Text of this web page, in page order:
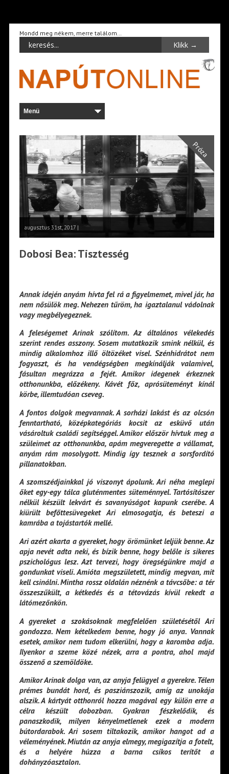
Mondd meg nékem, merre találom…
Próza
augusztus 31st, 2017 |
Dobosi Bea: Tisztesség
Annak idején anyám hívta fel rá a figyelmemet, mivel jár, ha
nem nősülök meg. Nehezen tűröm, ha igaztalanul vádolnak
vagy megbélyegeznek.
A feleségemet Arinak szólítom. Az általános vélekedés
szerint rendes asszony. Sosem mutatkozik smink nélkül, és
mindig alkalomhoz illő öltözéket visel. Szénhidrátot nem
fogyaszt, és ha vendégségben megkínálják valamivel,
fásultan megrázza a fejét. Amikor idegenek érkeznek
otthonunkba, előzékeny. Kávét főz, aprósüteményt kínál
körbe, illemtudóan cseveg.
A fontos dolgok megvannak. A sorházi lakást és az olcsón
fenntartható, középkategóriás kocsit az esküvő után
vásároltuk családi segítséggel. Amikor először hívtuk meg a
szüleimet az otthonunkba, apám megveregette a vállamat,
anyám rám mosolygott. Mindig így tesznek a sorsfordító
pillanatokban.
A szomszédjainkkal jó viszonyt ápolunk. Ari néha meglepi
őket egy-egy tálca gluténmentes süteménnyel. Tartósítószer
nélkül készült lekvárt és savanyúságot kapunk cserébe. A
kiürült befőttesüvegeket Ari elmosogatja, és beteszi a
kamrába a tojástartók mellé.
Ari azért akarta a gyereket, hogy örömünket leljük benne. Az
apja nevét adta neki, és bízik benne, hogy belőle is sikeres
pszichológus lesz. Azt tervezi, hogy öregségünkre majd a
gondunkat viseli. Amióta megszületett, mindig megvan, mit
kell csinálni. Mintha rossz oldalán néznénk a távcsőbe: a tér
összeszűkült, a kétkedés és a tétovázás kívül rekedt a
látómezőnkön.
A gyereket a szokásoknak megfelelően születésétől Ari
gondozza. Nem kételkedem benne, hogy jó anya. Vannak
esetek, amikor nem tudom elkerülni, hogy a karomba adja.
Ilyenkor a szeme közé nézek, arra a pontra, ahol majd
összenő a szemöldöke.
Amikor Arinak dolga van, az anyja felügyel a gyerekre. Télen
prémes bundát hord, és pasziánszozik, amíg az unokája
alszik. A kártyát otthonról hozza magával egy külön erre a
célra készült dobozban. Gyakran fészkelődik, és
panaszkodik, milyen kényelmetlenek ezek a modern
bútordarabok. Ari sosem tiltakozik, amikor hangot ad a
véleményének. Miután az anyja elmegy, megigazítja a fotelt,
és a helyére húzza a barna csíkos terítőt a
dohányzóasztalon.